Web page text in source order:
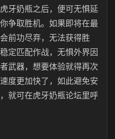
牙奶瓶之后，便可无惧延
争取胜机。如果即将在最
前功尽弃，无法获得胜
定匹配作战，无惧外界因
武器，想要体验就得再次
度更加快了，如此避免安
就可在虎牙奶瓶论坛里呼